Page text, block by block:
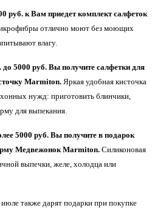
руб. к Вам приедет комплект салфеток
отлично моют без моющих
влагу.
5000 руб. Вы получите салфетки для
Marmiton. Яркая удобная кисточка
нужд: приготовить блинчики,
для выпекания.
5000 руб. Вы получите в подарок
Медвежонок Marmiton. Силиконовая
выпечки, желе, холодца или
также дарят подарки при покупке